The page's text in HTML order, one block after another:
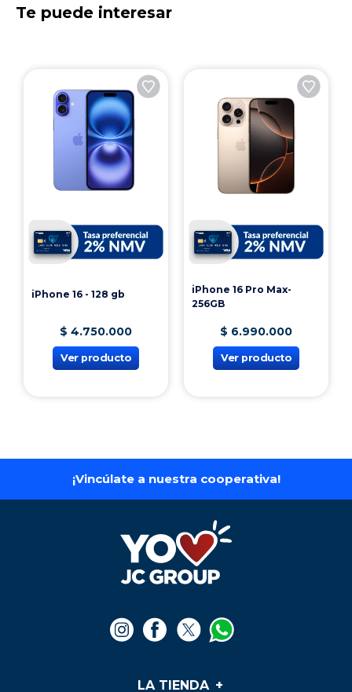
Te puede interesar
iPhone 16 - 128 gb
$ 4.750.000
Ver producto
iPhone 16 Pro Max-
256GB
$ 6.990.000
Ver producto
¡Vincúlate a nuestra cooperativa!
LA TIENDA +